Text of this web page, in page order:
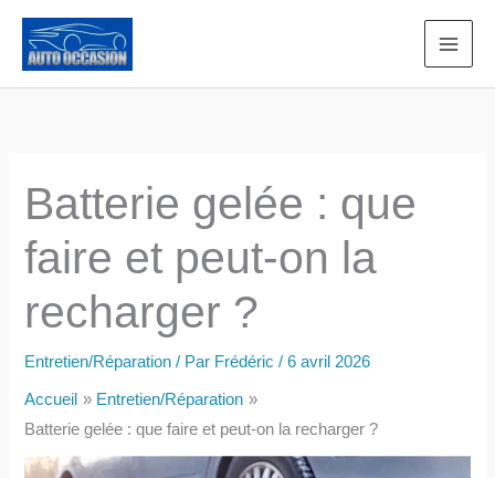
contenu
Batterie gelée : que
faire et peut-on la
recharger ?
Entretien/Réparation / Par Frédéric/6 avril 2026
Accueil
Entretien/Réparation
Batterie gelée : que faire et peut-on la recharger ?